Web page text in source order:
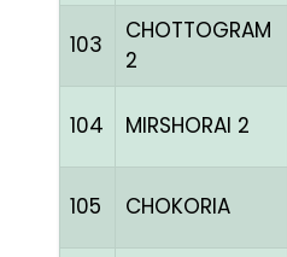
103
CHOTTOGRAM
2
104 MIRSHORAI 2
105 CHOKORIA